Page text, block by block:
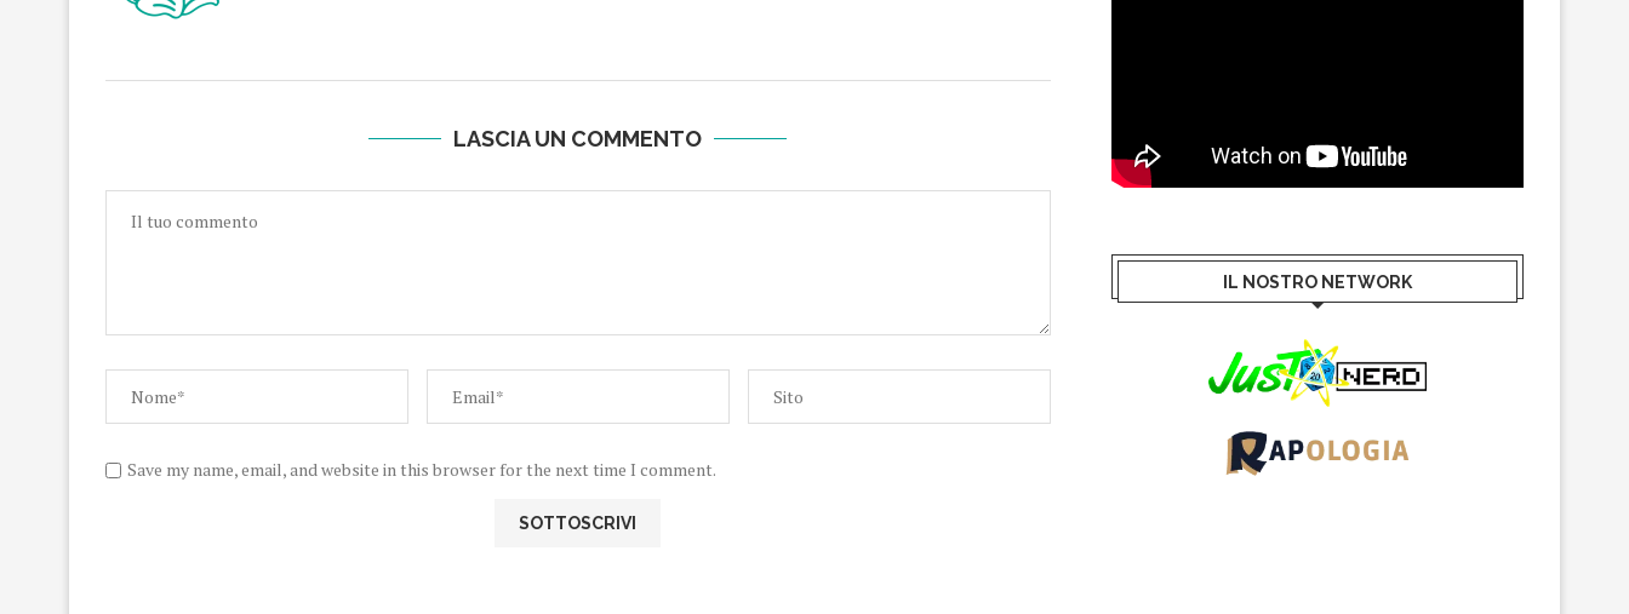
LASCIA UN COMMENTO
Save my name, email, and website in this browser for the next time I comment.
IL NOSTRO NETWORK